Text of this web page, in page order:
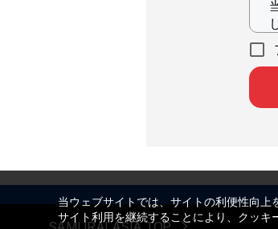
当ウェブサイトでは、サイトの利便性向
サイト利用を継続することにより、クッキ